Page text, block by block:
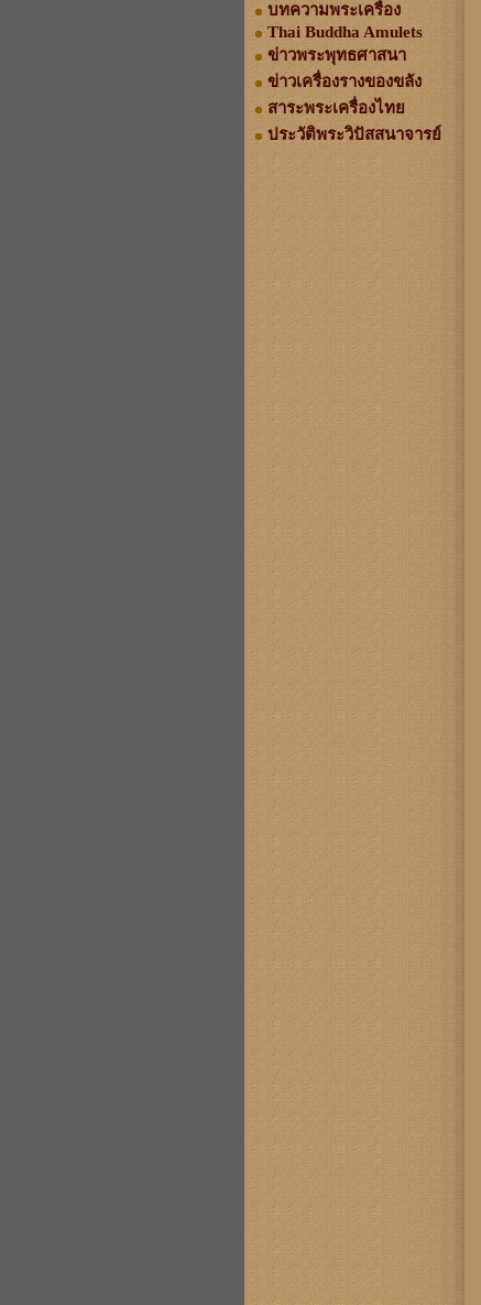
บทความพระเครื่อง
Thai Buddha Amulets
ข่าวพระพุทธศาสนา
ข่าวเครื่องรางของขลัง
สาระพระเครื่องไทย
ประวัติพระวิปัสสนาจารย์